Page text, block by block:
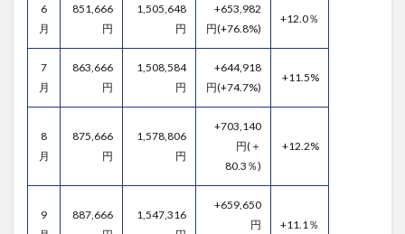
6
月
851,666
円
1,505,648
円
+653,982
円(+76.8%)
+12.0％
7
月
863,666
円
1,508,584
円
+644,918
円(+74.7%)
+11.5%
8
月
875,666
円
1,578,806
円
+703,140
円(＋
80.3％)
+12.2%
9
887,666
1,547,316
+659,650
円
+11.1％